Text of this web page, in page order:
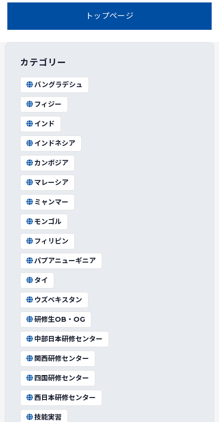
トップページ
カテゴリー
バングラデシュ
フィジー
インド
インドネシア
カンボジア
マレーシア
ミャンマー
モンゴル
フィリピン
パプアニューギニア
タイ
ウズベキスタン
研修生OB・OG
中部日本研修センター
関西研修センター
四国研修センター
西日本研修センター
技能実習